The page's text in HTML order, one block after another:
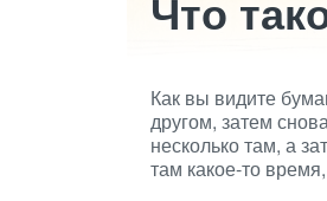
Как вы видите
другом, затем
несколько там, а
там какое-то